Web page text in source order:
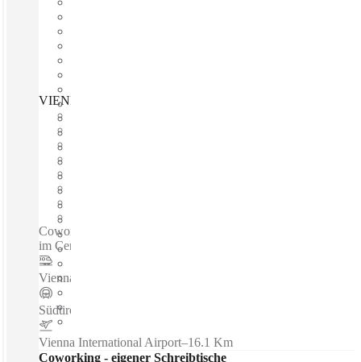
VIENNA, Icon Tower, Vienna, 1100
Coworking spaces / Besprechungszimmer - Café / Restaurant
im Centerkomplex - Im Stadtzentrum
Vienna Central Station
Südtiroler Platz - Hauptbahnhof,Wein
Vienna International Airport–16.1 Km
Coworking - eigener Schreibtische